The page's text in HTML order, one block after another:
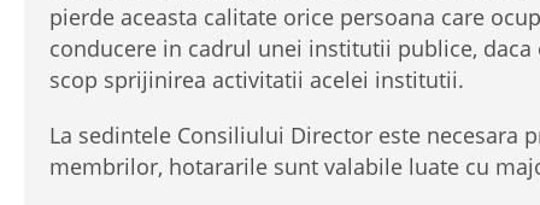
pierde aceasta calitate orice persoana care
conducere in cadrul unei institutii publice, daca
scop sprijinirea activitatii acelei institutii.
La sedintele Consiliului Director este necesara
membrilor, hotararile sunt valabile luate cu